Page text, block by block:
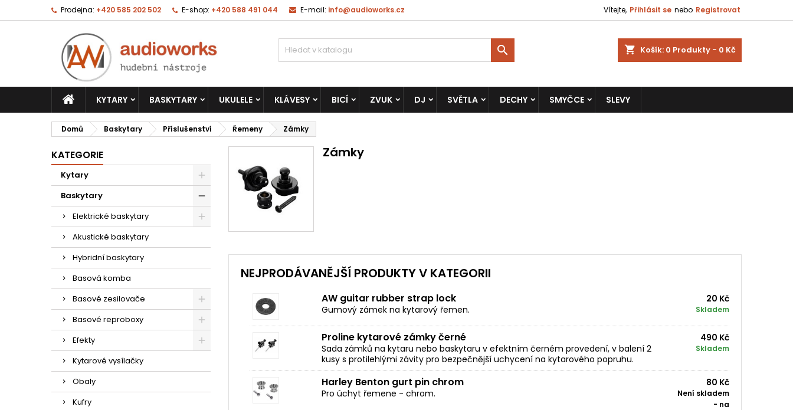
Prodejna: +420 585 202 502 E-shop: +420 588 491 044 E-mail: info@audioworks.cz Vítejte, Přihlásit se nebo Registrovat
shopping_cart Košík: 0 Produkty - 0 Kč

KYTARY BASKYTARY UKULELE KLÁVESY BICÍ ZVUK DJ SVĚTLA DECHY SMYČCE SLEVY
Domů Baskytary Příslušenství Řemeny Zámky
KATEGORIE
Kytary
Baskytary
Elektrické baskytary
Akustické baskytary
Hybridní baskytary
Basová komba
Basové zesilovače
Basové reproboxy
Efekty
Kytarové vysílačky
Obaly
Kufry
Zámky
NEJPRODÁVANĚJŠÍ PRODUKTY V KATEGORII
AW guitar rubber strap lock
Gumový zámek na kytarový řemen.
20 Kč
Skladem
Proline kytarové zámky černé
Sada zámků na kytaru nebo baskytaru v efektním černém provedení, v balení 2
kusy s protilehlými závity pro bezpečnější uchycení na kytarového popruhu.
490 Kč
Skladem
Harley Benton gurt pin chrom
Pro úchyt řemene - chrom.
80 Kč
Není skladem
- na